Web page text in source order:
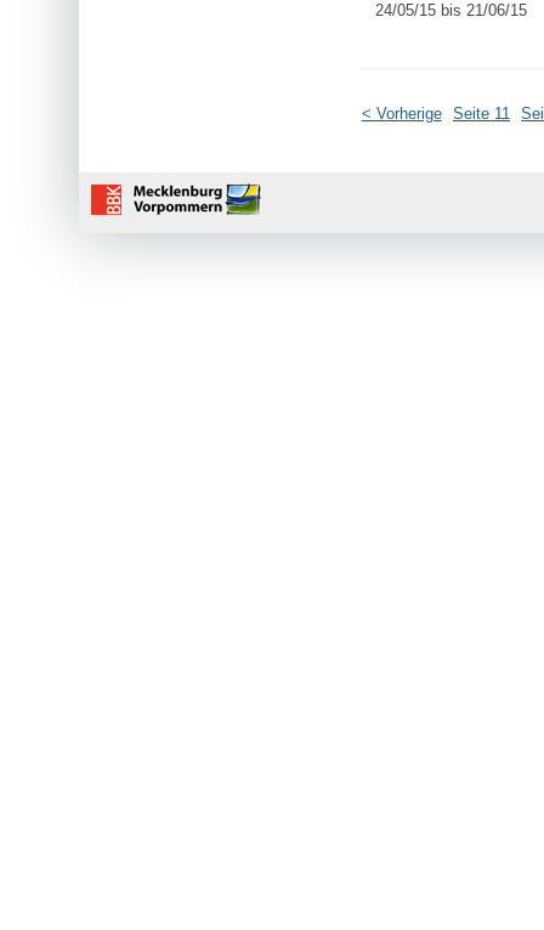
24/05/15 bis 21/06/15
< Vorherige Seite 11